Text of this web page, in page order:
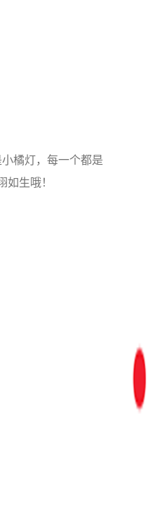
橘灯，每一个都是
生哦！